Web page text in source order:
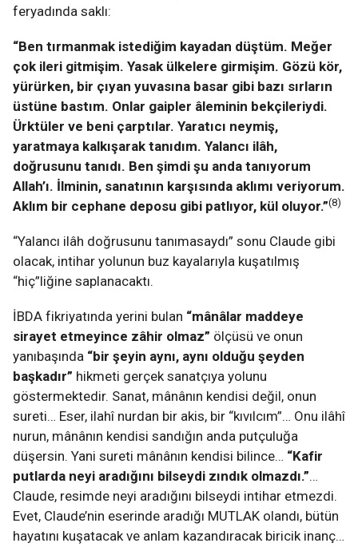
feryadında saklı:
“Ben tırmanmak istediğim kayadan düştüm. Meğer
çok ileri gitmişim. Yasak ülkelere girmişim. Gözü kör,
yürürken, bir çıyan yuvasına basar gibi bazı sırların
üstüne bastım. Onlar gaipler âleminin bekçileriydi.
Ürktüler ve beni çarptılar. Yaratıcı neymiş,
yaratmaya kalkışarak tanıdım. Yalancı ilâh,
doğrusunu tanıdı. Ben şimdi şu anda tanıyorum
Allah’ı. İlminin, sanatının karşısında aklımı veriyorum.
Aklım bir cephane deposu gibi patlıyor, kül oluyor.”(8)
“Yalancı ilâh doğrusunu tanımasaydı” sonu Claude gibi
olacak, intihar yolunun buz kayalarıyla kuşatılmış
“hiç”liğine saplanacaktı.
İBDA fikriyatında yerini bulan “mânâlar maddeye
sirayet etmeyince zâhir olmaz” ölçüsü ve onun
yanıbaşında “bir şeyin aynı, aynı olduğu şeyden
başkadır” hikmeti gerçek sanatçıya yolunu
göstermektedir. Sanat, mânânın kendisi değil, onun
sureti… Eser, ilahî nurdan bir akis, bir “kıvılcım”… Onu ilâhî
nurun, mânânın kendisi sandığın anda putçuluğa
düşersin. Yani sureti mânânın kendisi bilince… “Kafir
putlarda neyi aradığını bilseydi zındık olmazdı.”…
Claude, resimde neyi aradığını bilseydi intihar etmezdi.
Evet, Claude’nin eserinde aradığı MUTLAK olandı, bütün
hayatını kuşatacak ve anlam kazandıracak biricik inanç…